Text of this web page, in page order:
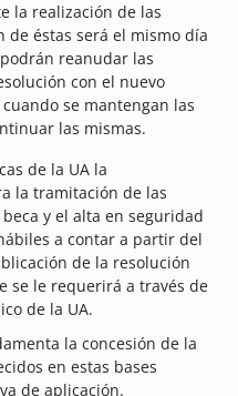
la realización de las
de éstas será el mismo día
reanudar las
con el nuevo
se mantengan las
las mismas.
de la UA la
la tramitación de las
y el alta en seguridad
a contar a partir del
de la resolución
se le requerirá a través de
de la UA.
la concesión de la
en estas bases
de aplicación.